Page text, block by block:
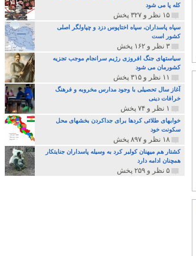
کله پا می شود
۱۵ نظر و ۳۲۷ پخش
سپاه پاسداران، سپاه اختاپوس دزد و چپاولگر اصلی
کشور است
۳ نظر و ۱۶۲ پخش
سیاستهای جنگ افروزی رژیم سرانجام موجب تجزیه
کشورمان می شود
۱۱ نظر و ۳۱۵ پخش
آغاز سال تحصیلی با وجود مدارس مخروبه و فرهنگ
خرافات دینی
۱ نظر و ۷۴ پخش
خوابهای طلائی کردها برای جداکردن بخشهای محل
سکونت خود
۱۸ نظر و ۸۹۷ پخش
کشتار هم میهنان کولبر کرد به وسیله پاسداران جنایتکار
همچنان ادامه دارد
۵ نظر و ۲۵۹ پخش